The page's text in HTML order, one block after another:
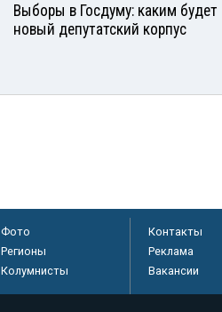
Выборы в Госдуму: каким будет
новый депутатский корпус
Фото
Регионы
Колумнисты
Контакты
Реклама
Вакансии